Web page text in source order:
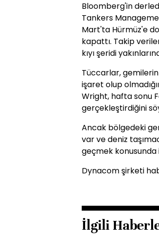
Bloomberg'in
Tankers
Mart'ta Hürmüz'e
kapattı. Takip
kıyı şeridi
Tüccarlar,
işaret olup
Wright, hafta sonu
gerçekleştirdiğini
Ancak bölgedeki
var ve deniz
geçmek konusunda
Dynacom şirketi
İlgili